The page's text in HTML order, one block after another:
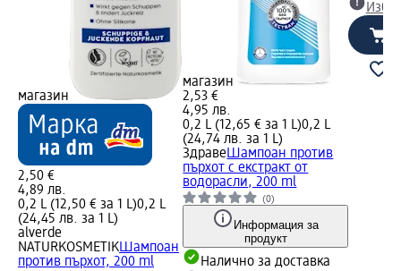
магазин
2,50 €
4,89 лв.
0,2 L (12,50 € за 1 L)0,2 L
(24,45 лв. за 1 L)
alverde
NATURKOSMETIKШампоан
против пърхот, 200 ml
магазин
2,53 €
4,95 лв.
0,2 L (12,65 € за 1 L)0,2 L
(24,74 лв. за 1 L)
ЗдравеШампоан против
пърхот с екстракт от
водорасли, 200 ml
(0)
Информация за
продукт
Налично за доставка